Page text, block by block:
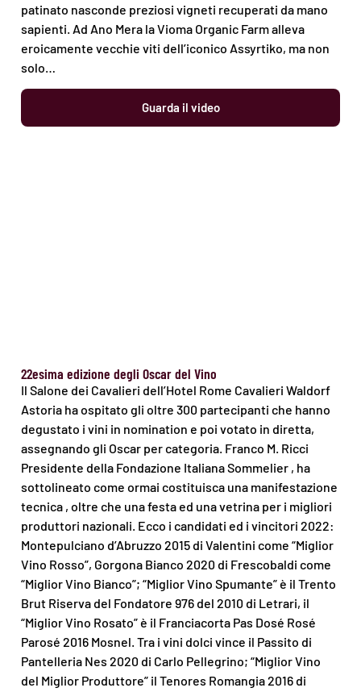
patinato nasconde preziosi vigneti recuperati da mano
sapienti. Ad Ano Mera la Vioma Organic Farm alleva
eroicamente vecchie viti dell’iconico Assyrtiko, ma non
solo…
Guarda il video
22esima edizione degli Oscar del Vino
Il Salone dei Cavalieri dell’Hotel Rome Cavalieri Waldorf
Astoria ha ospitato gli oltre 300 partecipanti che hanno
degustato i vini in nomination e poi votato in diretta,
assegnando gli Oscar per categoria. Franco M. Ricci
Presidente della Fondazione Italiana Sommelier , ha
sottolineato come ormai costituisca una manifestazione
tecnica , oltre che una festa ed una vetrina per i migliori
produttori nazionali. Ecco i candidati ed i vincitori 2022:
Montepulciano d’Abruzzo 2015 di Valentini come “Miglior
Vino Rosso”, Gorgona Bianco 2020 di Frescobaldi come
“Miglior Vino Bianco”; “Miglior Vino Spumante” è il Trento
Brut Riserva del Fondatore 976 del 2010 di Letrari, il
“Miglior Vino Rosato” è il Franciacorta Pas Dosé Rosé
Parosé 2016 Mosnel. Tra i vini dolci vince il Passito di
Pantelleria Nes 2020 di Carlo Pellegrino; “Miglior Vino
del Miglior Produttore” il Tenores Romangia 2016 di